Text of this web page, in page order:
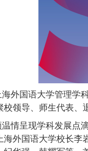
海外国语大学管理学
领导、师生代表、
情呈现学科发展点
外国语大学校长